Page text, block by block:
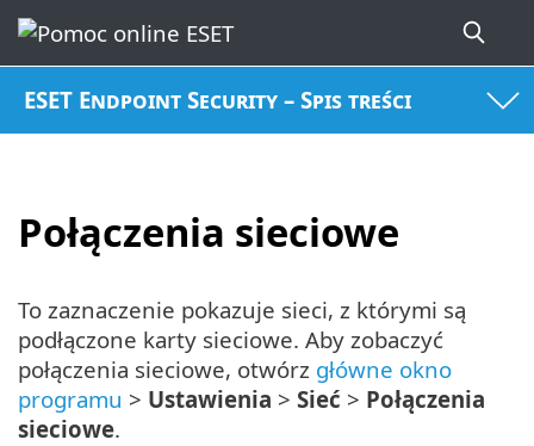
ESET Endpoint Security – Spis treści
Połączenia sieciowe
To zaznaczenie pokazuje sieci, z którymi są
podłączone karty sieciowe. Aby zobaczyć
połączenia sieciowe, otwórz główne okno
programu > Ustawienia > Sieć > Połączenia
sieciowe.